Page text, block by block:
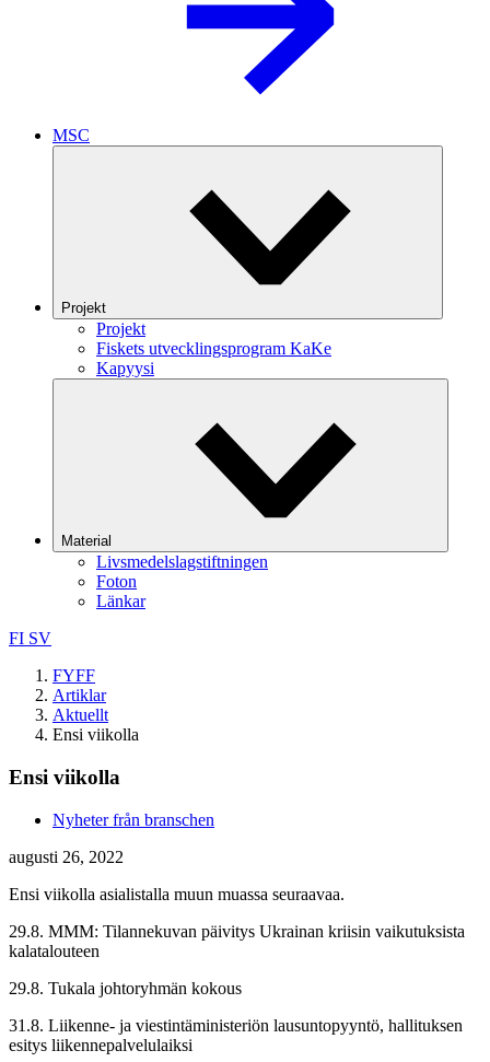
MSC
Projekt
Projekt
Fiskets utvecklingsprogram KaKe
Kapyysi
Material
Livsmedelslagstiftningen
Foton
Länkar
FI SV
FYFF
Artiklar
Aktuellt
Ensi viikolla
Ensi viikolla
Nyheter från branschen
augusti 26, 2022
Ensi viikolla asialistalla muun muassa seuraavaa.
29.8. MMM: Tilannekuvan päivitys Ukrainan kriisin vaikutuksista
kalatalouteen
29.8. Tukala johtoryhmän kokous
31.8. Liikenne- ja viestintäministeriön lausuntopyyntö, hallituksen
esitys liikennepalvelulaiksi